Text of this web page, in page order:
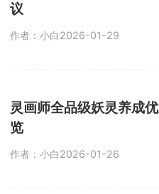
议
作者：小白2026-01-29
灵画师全品级妖灵养成优